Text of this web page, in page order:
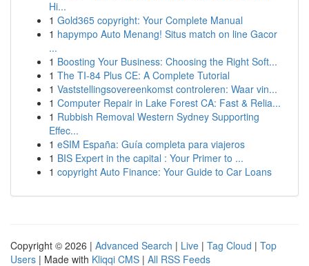
Hi...
1 Gold365 copyright: Your Complete Manual
1 hapympo Auto Menang! Situs match on line Gacor
...
1 Boosting Your Business: Choosing the Right Soft...
1 The TI-84 Plus CE: A Complete Tutorial
1 Vaststellingsovereenkomst controleren: Waar vin...
1 Computer Repair in Lake Forest CA: Fast & Relia...
1 Rubbish Removal Western Sydney Supporting
Effec...
1 eSIM España: Guía completa para viajeros
1 BIS Expert in the capital : Your Primer to ...
1 copyright Auto Finance: Your Guide to Car Loans
Copyright © 2026 | Advanced Search | Live | Tag Cloud | Top
Users | Made with Kliqqi CMS | All RSS Feeds